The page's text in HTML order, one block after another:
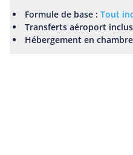
Formule de base :Tout
Transferts aéroport inclus
Hébergement en